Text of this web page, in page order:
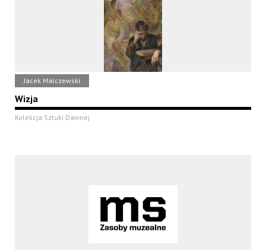
Jacek Malczewski
Wizja
Kolekcja Sztuki Dawnej